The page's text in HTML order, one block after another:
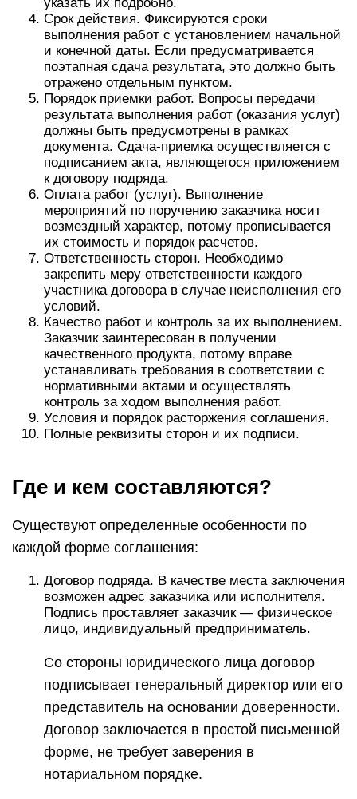
Срок действия. Фиксируются сроки
выполнения работ с установлением начальной
и конечной даты. Если предусматривается
поэтапная сдача результата, это должно быть
отражено отдельным пунктом.
Порядок приемки работ. Вопросы передачи
результата выполнения работ (оказания услуг)
должны быть предусмотрены в рамках
документа. Сдача-приемка осуществляется с
подписанием акта, являющегося приложением
к договору подряда.
Оплата работ (услуг). Выполнение
мероприятий по поручению заказчика носит
возмездный характер, потому прописывается
их стоимость и порядок расчетов.
Ответственность сторон. Необходимо
закрепить меру ответственности каждого
участника договора в случае неисполнения его
условий.
Качество работ и контроль за их выполнением.
Заказчик заинтересован в получении
качественного продукта, потому вправе
устанавливать требования в соответствии с
нормативными актами и осуществлять
контроль за ходом выполнения работ.
Условия и порядок расторжения соглашения.
Полные реквизиты сторон и их подписи.
Где и кем составляются?
Существуют определенные особенности по
каждой форме соглашения:
Договор подряда. В качестве места заключения
возможен адрес заказчика или исполнителя.
Подпись проставляет заказчик — физическое
лицо, индивидуальный предприниматель.
Со стороны юридического лица договор
подписывает генеральный директор или его
представитель на основании доверенности.
Договор заключается в простой письменной
форме, не требует заверения в
нотариальном порядке.